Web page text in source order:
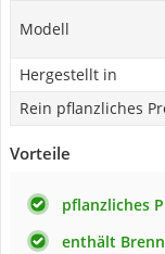
Modell
Hergestellt in
Rein pflanzliches
Vorteile
pflanzliches
enthält